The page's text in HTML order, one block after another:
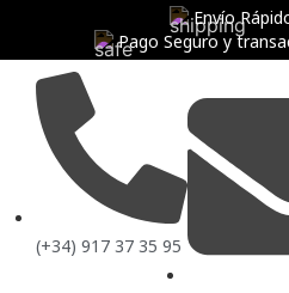
Envío
Pago Seguro y
(+34) 917 37 35 95